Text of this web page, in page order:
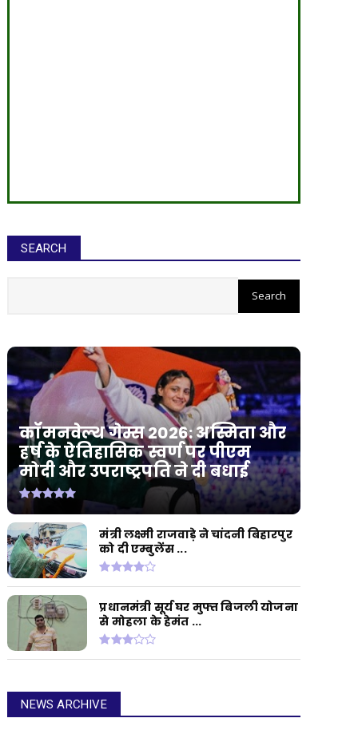
SEARCH
कॉमनवेल्थ गेम्स 2026: अस्मिता और
हर्ष के ऐतिहासिक स्वर्ण पर पीएम
मोदी और उपराष्ट्रपति ने दी बधाई
मंत्री लक्ष्मी राजवाड़े ने चांदनी बिहारपुर
को दी एम्बुलेंस ...
प्रधानमंत्री सूर्य घर मुफ्त बिजली योजना
से मोहला के हेमंत ...
NEWS ARCHIVE